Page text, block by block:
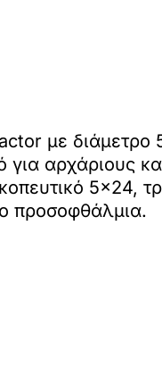
με διάμετρο
για αρχάριους
5×24,
προσοφθάλμια.